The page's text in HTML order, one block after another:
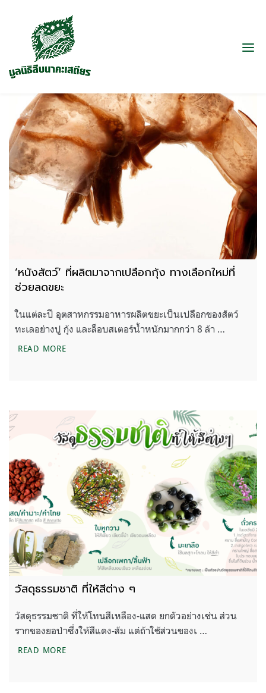
‘หนังสัตว์’ ที่ผลิตมาจากเปลือกกุ้ง ทางเลือกใหม่ที่
ช่วยลดขยะ
ในแต่ละปี อุตสาหกรรมอาหารผลิตขยะเป็นเปลือกของสัตว์
ทะเลอย่างปู กุ้ง และล็อบสเตอร์น้ำหนักมากกว่า 8 ล้า …
READ MORE‘หนังสัตว์’ ที่ผลิตมาจากเปลือกกุ้ง ทางเลือกใหม่ที่ช่วย
วัสดุธรรมชาติ ที่ให้สีต่าง ๆ
วัสดุธรรมชาติ ที่ให้โทนสีเหลือง-แสด ยกตัวอย่างเช่น ส่วน
รากของยอป่าซึ่งให้สีแดง-ส้ม แต่ถ้าใช้ส่วนของเ …
READ MOREวัสดุธรรมชาติ ที่ให้สีต่าง ๆ